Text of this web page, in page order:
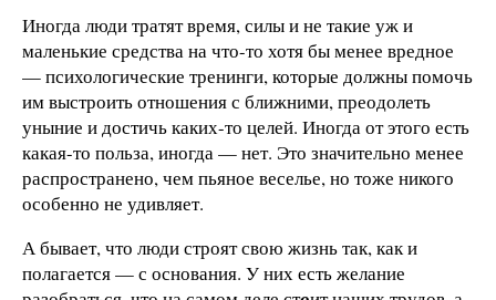
Иногда люди тратят время, силы и не такие уж и
маленькие средства на что-то хотя бы менее вредное
— психологические тренинги, которые должны помочь
им выстроить отношения с ближними, преодолеть
уныние и достичь каких-то целей. Иногда от этого есть
какая-то польза, иногда — нет. Это значительно менее
распространено, чем пьяное веселье, но тоже никого
особенно не удивляет.
А бывает, что люди строят свою жизнь так, как и
полагается — с основания. У них есть желание